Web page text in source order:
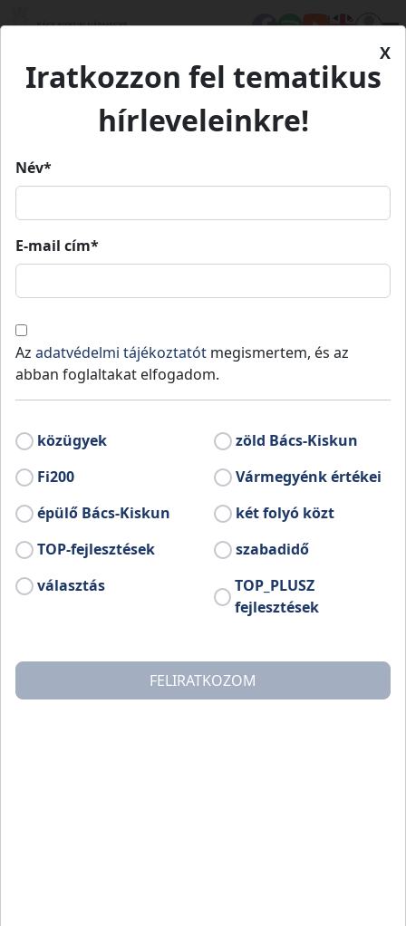
Kezdőlap Hírek Értékőrzők Bács-Kiskunban
Kiskunmajsa Közzétéve: 2025-04-16
Két korcsoportból képviselhetik a vármegyét
a a győztes csapatok az Agrárminisztérium
által támogatott Kárpát-medencei
hungarikum vetélkedő döntőjén.
Az általános iskolás csapatok közül a Császártöltési
Bánáti Miklós Német Nemzetiségi Általános Iskola
X
Iratkozzon fel tematikus
hírleveleinkre!
Név*
E-mail cím*
Az adatvédelmi tájékoztatót megismertem, és az
abban foglaltakat elfogadom.
közügyek
zöld Bács-Kiskun
Fi200
Vármegyénk értékei
épülő Bács-Kiskun
két folyó közt
TOP-fejlesztések
szabadidő
választás
TOP_PLUSZ
fejlesztések
FELIRATKOZOM